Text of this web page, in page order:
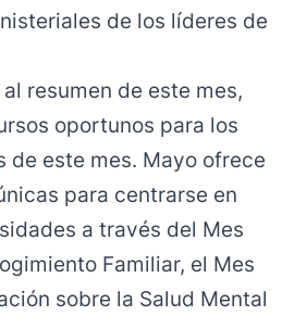
de los líderes de
resumen de este mes,
oportunos para los
de este mes. Mayo ofrece
para centrarse en
a través del Mes
Familiar, el Mes
sobre la Salud Mental